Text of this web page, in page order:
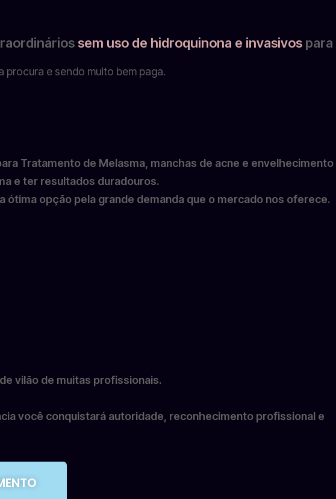
sem uso de hidroquinona e invasivos para
procura e sendo muito bem paga.
Tratamento de Melasma, manchas de acne e envelhecimento
e ter resultados duradouros.
opção pela grande demanda que o mercado nos oferece.
vilão de muitas profissionais.
você conquistará autoridade, reconhecimento profissional e